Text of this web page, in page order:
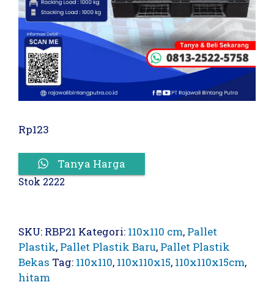
Rp123
Tanya Harga
Stok 2222
SKU: RBP21 Kategori: 110x110 cm, Pallet
Plastik, Pallet Plastik Baru, Pallet Plastik
Bekas Tag: 110x110, 110x110x15, 110x110x15cm,
hitam